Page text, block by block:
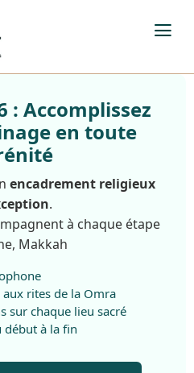
: Accomplissez
en toute
encadrement religieux
.
à chaque étape
Makkah
rites de la Omra
sur chaque lieu sacré
début à la fin